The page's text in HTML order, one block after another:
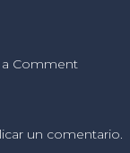
a Comment
un comentario.